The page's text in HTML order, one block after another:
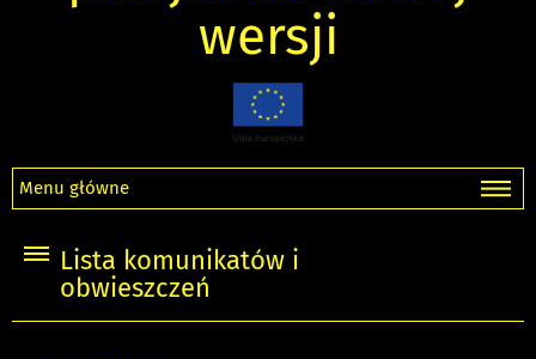
wersji
Menu główne
Lista komunikatów i
obwieszczeń